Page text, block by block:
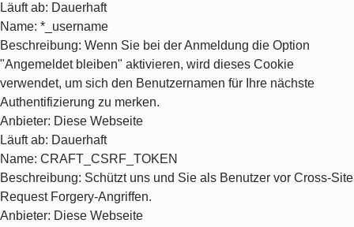
Läuft ab: Dauerhaft
Name: *_username
Beschreibung: Wenn Sie bei der Anmeldung die Option
"Angemeldet bleiben" aktivieren, wird dieses Cookie
verwendet, um sich den Benutzernamen für Ihre nächste
Authentifizierung zu merken.
Anbieter: Diese Webseite
Läuft ab: Dauerhaft
Name: CRAFT_CSRF_TOKEN
Beschreibung: Schützt uns und Sie als Benutzer vor Cross-Site
Request Forgery-Angriffen.
Anbieter: Diese Webseite